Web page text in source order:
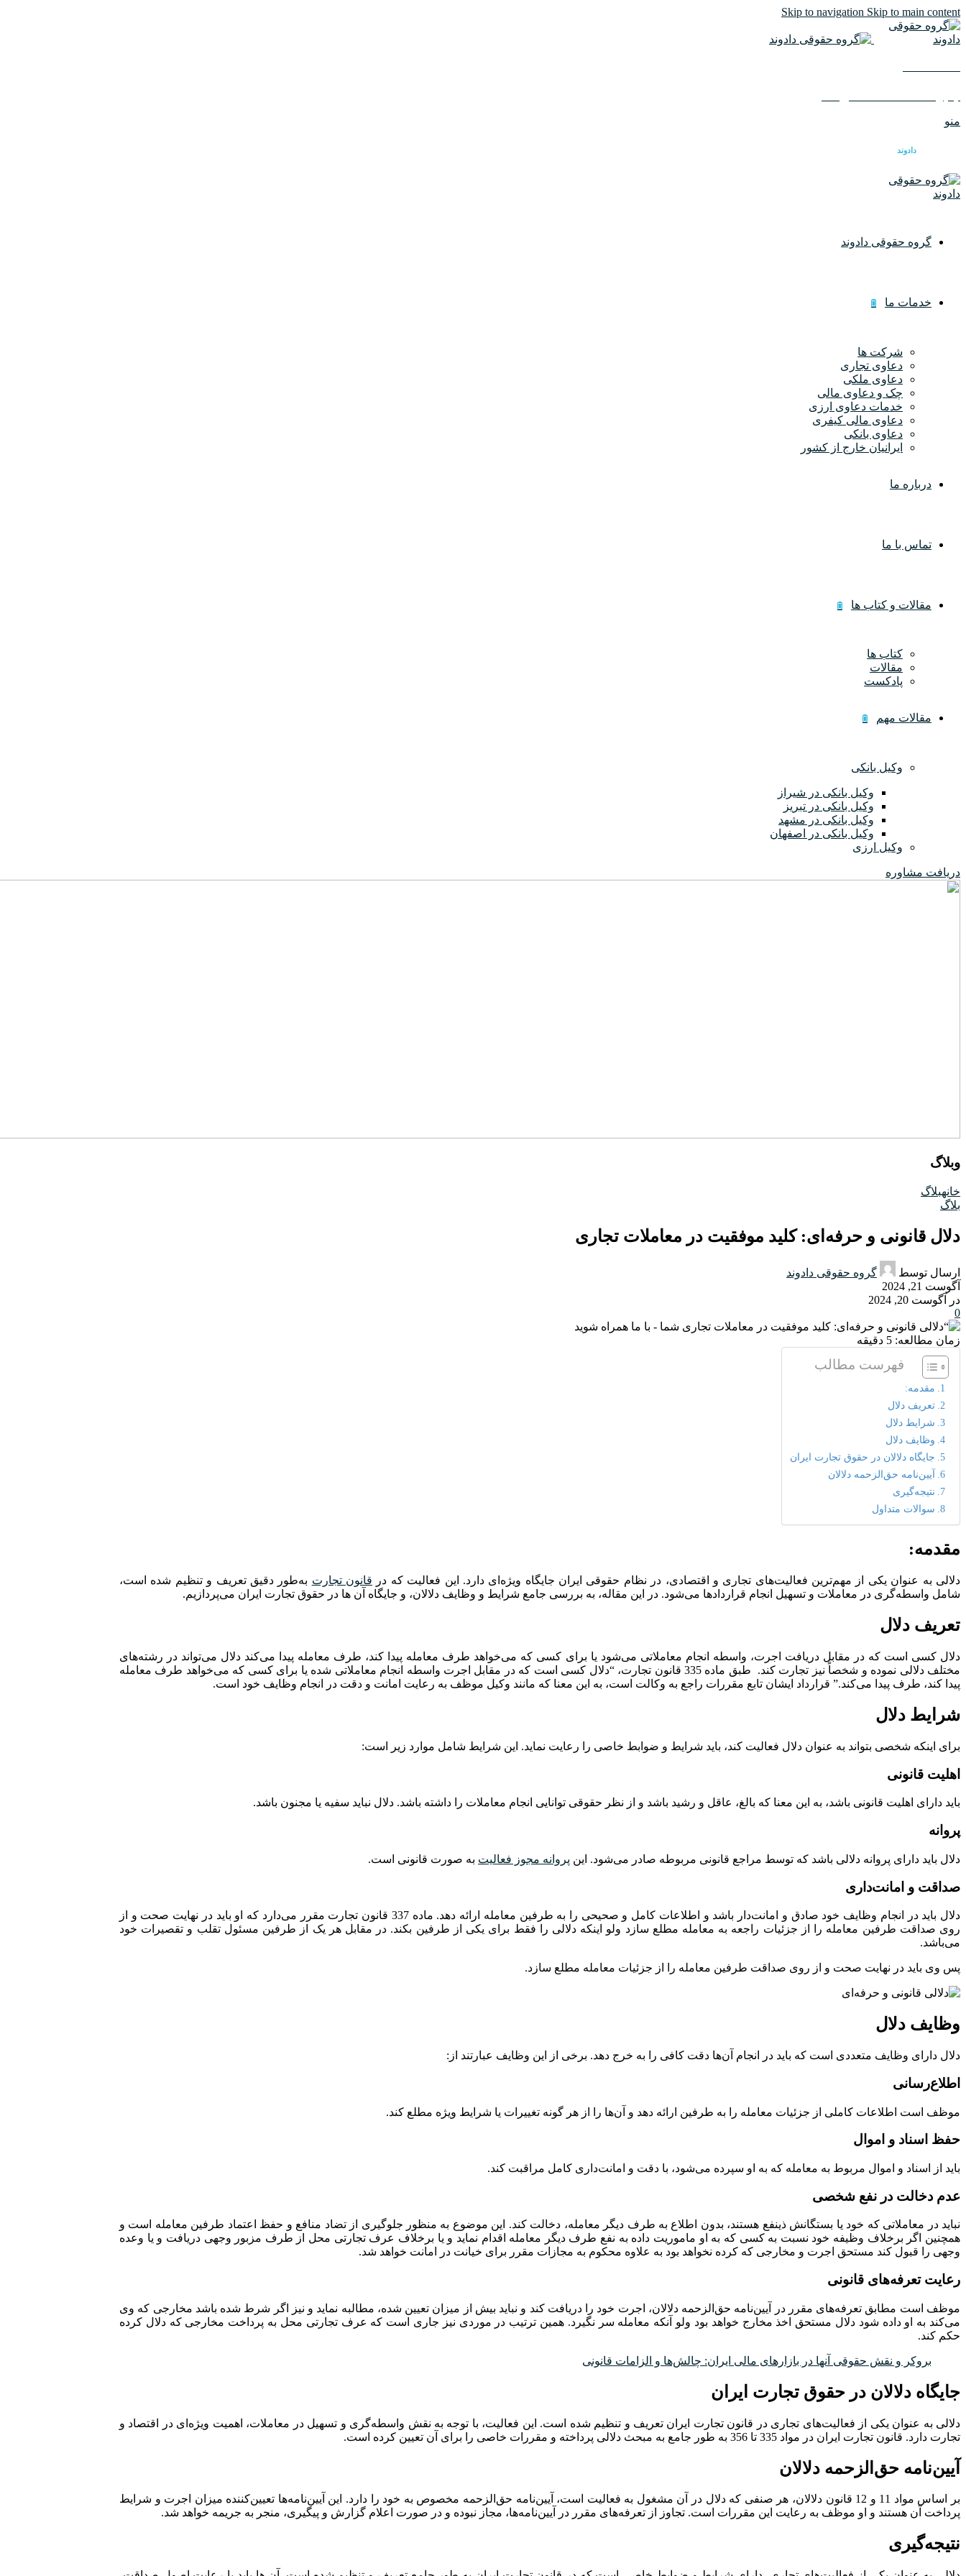
Skip to navigation Skip to main content
منو
دادوند
گروه حقوقی دادوند
خدمات ما
شرکت ها
دعاوی تجاری
دعاوی ملکی
چک و دعاوی مالی
خدمات دعاوی ارزی
دعاوی مالی کیفری
دعاوی بانکی
ایرانیان خارج از کشور
درباره ما
تماس با ما
مقالات و کتاب ها
کتاب ها
مقالات
پادکست
مقالات مهم
وکیل بانکی
وکیل بانکی در شیراز
وکیل بانکی در تبریز
وکیل بانکی در مشهد
وکیل بانکی در اصفهان
وکیل ارزی
دریافت مشاوره
وبلاگ
خانهبلاگ
بلاگ
دلال قانونی و حرفه‌ای: کلید موفقیت در معاملات تجاری
ارسال توسط
گروه حقوقی دادوند
آگوست 21, 2024
در آگوست 20, 2024
0
زمان مطالعه: 5 دقیقه
فهرست مطالب
مقدمه:
تعریف دلال
شرایط دلال
وظایف دلال
جایگاه دلالان در حقوق تجارت ایران
آیین‌نامه حق‌الزحمه دلالان
نتیجه‌گیری
سوالات متداول
مقدمه:
دلالی به عنوان یکی از مهم‌ترین فعالیت‌های تجاری و اقتصادی، در نظام حقوقی ایران جایگاه ویژه‌ای دارد. این فعالیت که در قانون تجارت به‌طور دقیق تعریف و تنظیم شده است،
شامل واسطه‌گری در معاملات و تسهیل انجام قراردادها می‌شود. در این مقاله، به بررسی جامع شرایط و وظایف دلالان، و جایگاه آن ها در حقوق تجارت ایران می‌پردازیم.
تعریف دلال
دلال کسی است که در مقابل دریافت اجرت، واسطه انجام معاملاتی می‌شود یا برای کسی که می‌خواهد طرف معامله پیدا کند، طرف معامله پیدا می‌کند دلال می‌تواند در رشته‌های
مختلف دلالی نموده و شخصاً نیز تجارت کند. طبق ماده 335 قانون تجارت، “دلال کسی است که در مقابل اجرت واسطه انجام معاملاتی شده یا برای کسی که می‌خواهد طرف معامله
پیدا کند، طرف پیدا می‌کند.” قرارداد ایشان تابع مقررات راجع به وکالت است، به این معنا که مانند وکیل موظف به رعایت امانت و دقت در انجام وظایف خود است.
شرایط دلال
برای اینکه شخصی بتواند به عنوان دلال فعالیت کند، باید شرایط و ضوابط خاصی را رعایت نماید. این شرایط شامل موارد زیر است:
اهلیت قانونی
باید دارای اهلیت قانونی باشد، به این معنا که بالغ، عاقل و رشید باشد و از نظر حقوقی توانایی انجام معاملات را داشته باشد. دلال نباید سفیه یا مجنون باشد.
پروانه
دلال باید دارای پروانه دلالی باشد که توسط مراجع قانونی مربوطه صادر می‌شود. این پروانه مجوز فعالیت به صورت قانونی است.
صداقت و امانت‌داری
دلال باید در انجام وظایف خود صادق و امانت‌دار باشد و اطلاعات کامل و صحیحی را به طرفین معامله ارائه دهد. ماده 337 قانون تجارت مقرر می‌دارد که او باید در نهایت صحت و از
روی صداقت طرفین معامله را از جزئیات راجعه به معامله مطلع سازد ولو اینکه دلالی را فقط برای یکی از طرفین بکند. در مقابل هر یک از طرفین مسئول تقلب و تقصیرات خود
می‌باشد.
پس وی باید در نهایت صحت و از روی صداقت طرفین معامله را از جزئیات معامله مطلع سازد.
وظایف دلال
دلال دارای وظایف متعددی است که باید در انجام آن‌ها دقت کافی را به خرج دهد. برخی از این وظایف عبارتند از:
اطلاع‌رسانی
موظف است اطلاعات کاملی از جزئیات معامله را به طرفین ارائه دهد و آن‌ها را از هر گونه تغییرات یا شرایط ویژه مطلع کند.
حفظ اسناد و اموال
باید از اسناد و اموال مربوط به معامله که به او سپرده می‌شود، با دقت و امانت‌داری کامل مراقبت کند.
عدم دخالت در نفع شخصی
نباید در معاملاتی که خود یا بستگانش ذینفع هستند، بدون اطلاع به طرف دیگر معامله، دخالت کند. این موضوع به منظور جلوگیری از تضاد منافع و حفظ اعتماد طرفین معامله است و
همچنین اگر برخلاف وظیفه خود نسبت به کسی که به او ماموریت داده به نفع طرف دیگر معامله اقدام نماید و یا برخلاف عرف تجارتی محل از طرف مزبور وجهی دریافت و یا وعده
وجهی را قبول کند مستحق اجرت و مخارجی که کرده نخواهد بود به علاوه محکوم به مجازات مقرر برای خیانت در امانت خواهد شد.
رعایت تعرفه‌های قانونی
موظف است مطابق تعرفه‌های مقرر در آیین‌نامه حق‌الزحمه دلالان، اجرت خود را دریافت کند و نباید بیش از میزان تعیین شده، مطالبه نماید و نیز اگر شرط شده باشد مخارجی که وی
می‌کند به او داده شود دلال مستحق اخذ مخارج خواهد بود ولو آنکه معامله سر نگیرد. همین ترتیب در موردی نیز جاری است که عرف تجارتی محل به پرداخت مخارجی که دلال کرده
حکم کند.
بروکر و نقش حقوقی آنها در بازارهای مالی ایران: چالش‌ها و الزامات قانونی
جایگاه دلالان در حقوق تجارت ایران
دلالی به عنوان یکی از فعالیت‌های تجاری در قانون تجارت ایران تعریف و تنظیم شده است. این فعالیت، با توجه به نقش واسطه‌گری و تسهیل در معاملات، اهمیت ویژه‌ای در اقتصاد و
تجارت دارد. قانون تجارت ایران در مواد 335 تا 356 به طور جامع به مبحث دلالی پرداخته و مقررات خاصی را برای آن تعیین کرده است.
آیین‌نامه حق‌الزحمه دلالان
بر اساس مواد 11 و 12 قانون دلالان، هر صنفی که دلال در آن مشغول به فعالیت است، آیین‌نامه حق‌الزحمه مخصوص به خود را دارد. این آیین‌نامه‌ها تعیین‌کننده میزان اجرت و شرایط
پرداخت آن هستند و او موظف به رعایت این مقررات است. تجاوز از تعرفه‌های مقرر در آیین‌نامه‌ها، مجاز نبوده و در صورت اعلام گزارش و پیگیری، منجر به جریمه خواهد شد.
نتیجه‌گیری